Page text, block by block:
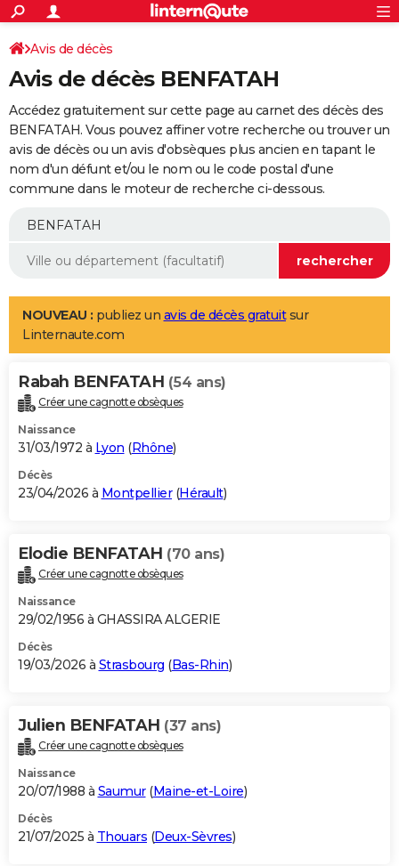
ACTUALITÉS
Politique
Société
Faits Divers
Education
Monde
Villes
+
SPORT
Coupe du monde 2026
Football
Tennis
Cyclisme
Rugby
Forum
Programme TV
TNT
Streaming
Cinéma
Sorties cinéma
Musique
+
FINANCE
Retraite
Epargne
Immobilier
Risques naturels par ville
Banque
Assurance
AUTO
Essais
Réserver un essai
Citadines
Berlines
SUV
Forum auto
+
Mobiles
Meilleur smartphone
Internet
Ordinateurs
Jeux vidéo
Guide high-tech
Aménagement intérieur
LIFESTYLE
Art de vivre
Bien-être
Loisirs
Mode
Modes de vie
Alimentation
Guide de la santé
Maladies
Médicaments
Sommeil
VOYAGE
Destinations
City break
Voyage nature
Voyage de noces
Forum
Climat
+PHOTO
GUIDES D'ACHAT
BONS PLANS
Carte de Noël
Carte Bonne année
Carte Saint-Valentin
Carte Pâques
Carte d'anniversaire
DICTIONNAIRE
Dictionnaire
Biographies
Citations
Expressions
Proverbes
PROGRAMME TV
S'inscrire
Se connecter
Lycées
Collèges
Primaires
Universités
Entreprises
Service militaire
Avis de recherche
AVIS DE DÉCÈS
Bricolage
Lifestyle
Culture
Sport
Auto
Television
Voyage
Cinema
Avis de décès
Avis de décès BENFATAH
Accédez gratuitement sur cette page au carnet des décès des
BENFATAH. Vous pouvez affiner votre recherche ou trouver un
avis de décès ou un avis d'obsèques plus ancien en tapant le
nom d'un défunt et/ou le nom ou le code postal d'une
commune dans le moteur de recherche ci-dessous.
NOUVEAU : publiez un avis de décès gratuitsur
Linternaute.com
Rabah BENFATAH (54 ans)
Créer une cagnotte obsèques
Naissance
31/03/1972 à Lyon (Rhône)
Décès
23/04/2026 à Montpellier(Hérault)
Elodie BENFATAH (70 ans)
Créer une cagnotte obsèques
Naissance
29/02/1956 à GHASSIRA ALGERIE
Décès
19/03/2026 à Strasbourg (Bas-Rhin)
Julien BENFATAH (37 ans)
Créer une cagnotte obsèques
Naissance
20/07/1988 à Saumur(Maine-et-Loire)
Décès
21/07/2025 à Thouars (Deux-Sèvres)